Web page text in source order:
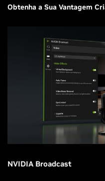
Obtenha a Sua Vantagem
NVIDIA Broadcast